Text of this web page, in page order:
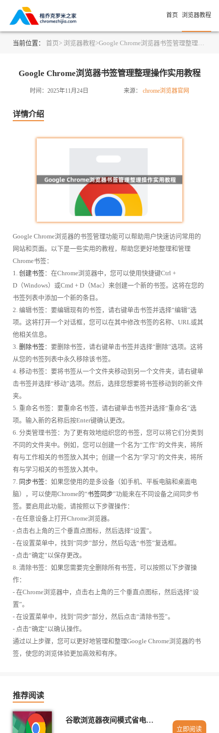
首页 浏览器教程
当前位置： 首页> 浏览器教程>Google Chrome浏览器书签管理整理操作实用教程
Google Chrome浏览器书签管理整理操作实用教程
时间：2025年11月24日 来源： chrome浏览器官网
详情介绍
Google Chrome浏览器的书签管理功能可以帮助用户快速访问常用的
网站和页面。以下是一些实用的教程，帮助您更好地整理和管理
Chrome书签：
1. 创建书签：在Chrome浏览器中，您可以使用快捷键Ctrl +
D（Windows）或Cmd + D（Mac）来创建一个新的书签。这将在您的
书签列表中添加一个新的条目。
2. 编辑书签：要编辑现有的书签，请右键单击书签并选择“编辑”选
项。这将打开一个对话框，您可以在其中修改书签的名称、URL或其
他相关信息。
3. 删除书签：要删除书签，请右键单击书签并选择“删除”选项。这将
从您的书签列表中永久移除该书签。
4. 移动书签：要将书签从一个文件夹移动到另一个文件夹，请右键单
击书签并选择“移动”选项。然后，选择您想要将书签移动到的新文件
夹。
5. 重命名书签：要重命名书签，请右键单击书签并选择“重命名”选
项。输入新的名称后按Enter键确认更改。
6. 分类管理书签：为了更有效地组织您的书签，您可以将它们分类到
不同的文件夹中。例如，您可以创建一个名为“工作”的文件夹，将所
有与工作相关的书签放入其中；创建一个名为“学习”的文件夹，将所
有与学习相关的书签放入其中。
7. 同步书签：如果您使用的是多设备（如手机、平板电脑和桌面电
脑），可以使用Chrome的“书签同步”功能来在不同设备之间同步书
签。要启用此功能，请按照以下步骤操作：
- 在任意设备上打开Chrome浏览器。
- 点击右上角的三个垂直点图标，然后选择“设置”。
- 在设置菜单中，找到“同步”部分，然后勾选“书签”复选框。
- 点击“确定”以保存更改。
8. 清除书签：如果您需要完全删除所有书签，可以按照以下步骤操
作：
- 在Chrome浏览器中，点击右上角的三个垂直点图标，然后选择“设
置”。
- 在设置菜单中，找到“同步”部分，然后点击“清除书签”。
- 点击“确定”以确认操作。
通过以上步骤，您可以更好地管理和整理Google Chrome浏览器的书
签，使您的浏览体验更加高效和有序。
推荐阅读
谷歌浏览器夜间模式省电护眼设置及实测分享
立即阅读